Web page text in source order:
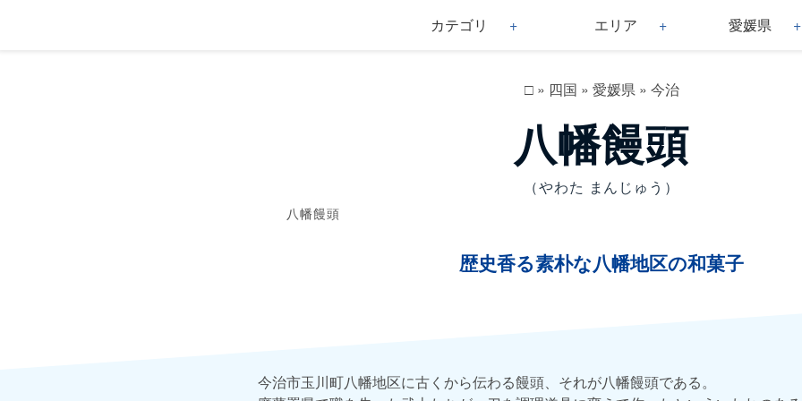
カテゴリ エリア 愛媛県
□» 四国 » 愛媛県» 今治
八幡饅頭
（やわた まんじゅう）
八幡饅頭
歴史香る素朴な八幡地区の和菓子
今治市玉川町八幡地区に古くから伝わる饅頭、それが八幡饅頭である。